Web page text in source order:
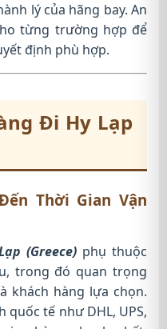
lý của hãng bay. An
từng trường hợp để
định phù hợp.
Đi Hy Lạp
Thời Gian Vận
(Greece)phụ thuộc
trong đó quan trọng
khách hàng lựa chọn.
quốc tế như DHL, UPS,